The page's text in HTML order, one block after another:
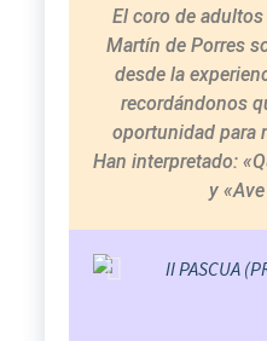
El coro de
Martín de Porres
desde la
recordándonos
oportunidad para
Han interpretado:
y